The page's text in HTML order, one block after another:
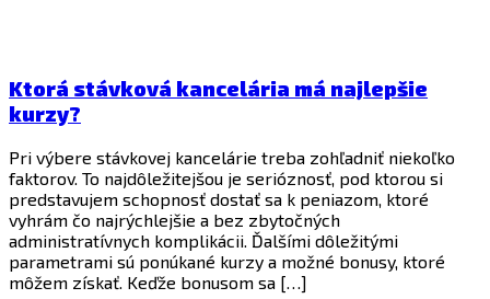
Ktorá stávková kancelária má najlepšie
kurzy?
Pri výbere stávkovej kancelárie treba zohľadniť niekoľko
faktorov. To najdôležitejšou je serióznosť, pod ktorou si
predstavujem schopnosť dostať sa k peniazom, ktoré
vyhrám čo najrýchlejšie a bez zbytočných
administratívnych komplikácii. Ďalšími dôležitými
parametrami sú ponúkané kurzy a možné bonusy, ktoré
môžem získať. Keďže bonusom sa […]